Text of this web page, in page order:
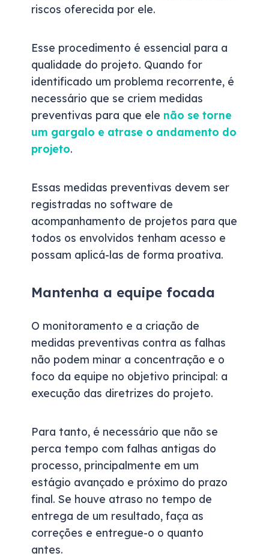
riscos oferecida por ele.
Esse procedimento é essencial para a
qualidade do projeto. Quando for
identificado um problema recorrente, é
necessário que se criem medidas
preventivas para que ele não se torne
um gargalo e atrase o andamento do
projeto.
Essas medidas preventivas devem ser
registradas no software de
acompanhamento de projetos para que
todos os envolvidos tenham acesso e
possam aplicá-las de forma proativa.
Mantenha a equipe focada
O monitoramento e a criação de
medidas preventivas contra as falhas
não podem minar a concentração e o
foco da equipe no objetivo principal: a
execução das diretrizes do projeto.
Para tanto, é necessário que não se
perca tempo com falhas antigas do
processo, principalmente em um
estágio avançado e próximo do prazo
final. Se houve atraso no tempo de
entrega de um resultado, faça as
correções e entregue-o o quanto
antes.